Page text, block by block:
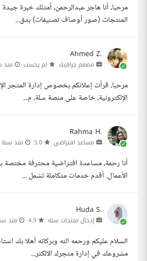
مرحبا، أنا هاجر عبدالرحمن، أمتلك خبرة
المنتجات (صور أوصاف تصنيفات) بدق...
Ahmed Z.
مصمم جرافيك لم يحسب منذ
مرحبا، قرأت إعلانكم بخصوص إدارة المتجر
الإلكترونية، خاصة على منصة سلة، م...
Rahma H.
مساعد افتراضي منذ سنة
أنا رحمة، مساعدة افتراضية محترفة مختصة
الأعمال. أقدم خدمات متكاملة تشمل ...
Huda S.
إدخال منتجات سله منذ
السلام عليكم ورحمه الله وبركاته أهلا بك
مشروعك في إدارة متجرك الالكتر...